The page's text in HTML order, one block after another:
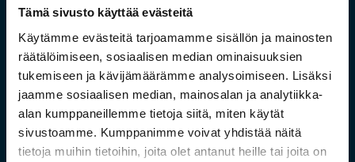
Tämä sivusto käyttää evästeitä
Käytämme evästeitä tarjoamamme sisällön ja mainosten
räätälöimiseen, sosiaalisen median ominaisuuksien
tukemiseen ja kävijämäärämme analysoimiseen. Lisäksi
jaamme sosiaalisen median, mainosalan ja analytiikka-
alan kumppaneillemme tietoja siitä, miten käytät
sivustoamme. Kumppanimme voivat yhdistää näitä
tietoja muihin tietoihin, joita olet antanut heille tai joita on
Saamelaismuseon ja
luontokeskuksen esineistölle
sopivat ilmastoidut ja
kestävät säilytysratkaisut
Lue lisää »